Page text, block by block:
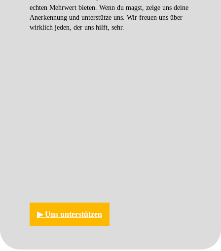
echten Mehrwert bieten. Wenn du magst, zeige uns deine
Anerkennung und unterstütze uns. Wir freuen uns über
wirklich jeden, der uns hilft, sehr.
▶︎ Uns unterstützen